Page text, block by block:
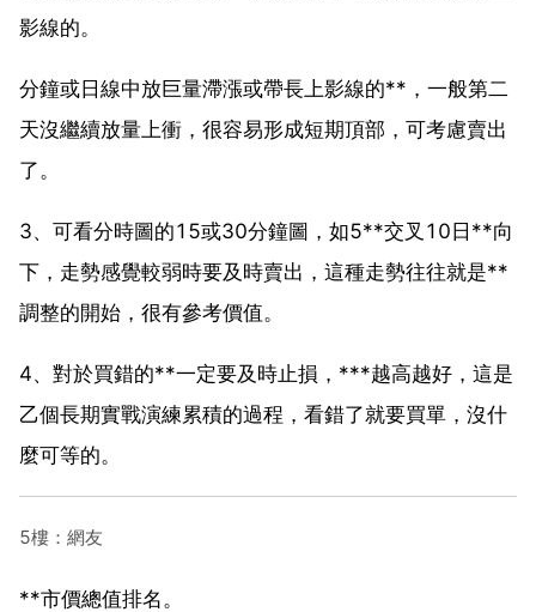
影線的。
分鐘或日線中放巨量滯漲或帶長上影線的**，一般第二
天沒繼續放量上衝，很容易形成短期頂部，可考慮賣出
了。
3、可看分時圖的15或30分鐘圖，如5**交叉10日**向
下，走勢感覺較弱時要及時賣出，這種走勢往往就是**
調整的開始，很有參考價值。
4、對於買錯的**一定要及時止損，***越高越好，這是
乙個長期實戰演練累積的過程，看錯了就要買單，沒什
麼可等的。
5樓：網友
**市價總值排名。